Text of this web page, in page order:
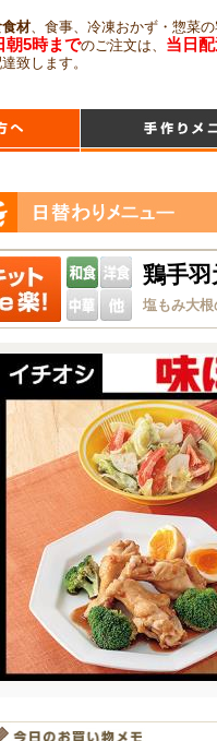
材、食事、冷凍おかず・惣菜
朝5時までのご注文は、 当日
致します。
鶏手
塩もみ大